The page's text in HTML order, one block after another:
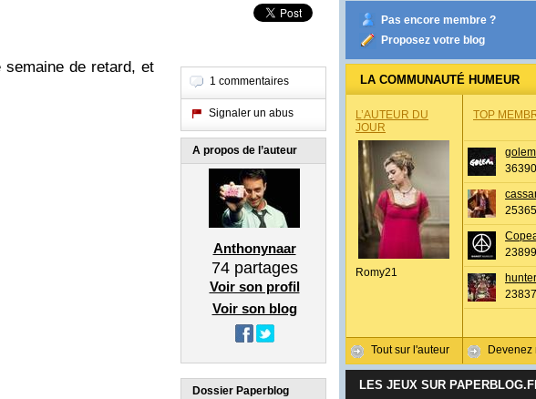
de retard, et
1 commentaires
Signaler un abus
A propos de l’auteur
Anthonynaar
74partages
Voir son profil
Voir son blog
Dossier Paperblog
Pas encore membre ?
Proposez votre blog
LA COMMUNAUTÉ HUMEUR
L’AUTEUR DU
JOUR
Romy21
Tout sur l'auteur
TOP
Devenez
LES JEUX SUR